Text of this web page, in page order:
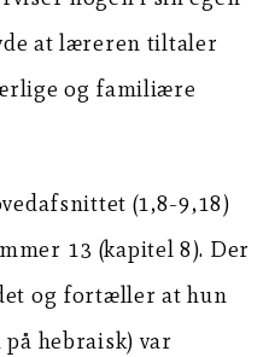
at læreren tiltaler
og familiære
(1,8-9,18)
13 (kapitel 8). Der
og fortæller at hun
hebraisk) var